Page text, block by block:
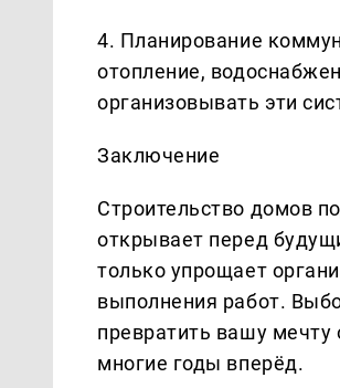
4. Планирование
отопление,
организовывать эти
Заключение
Строительство домов
открывает перед
только упрощает
выполнения работ.
превратить вашу мечту
многие годы вперёд.